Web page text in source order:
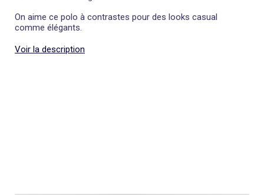
On aime ce polo à contrastes pour des looks casual
comme élégants.
Voir la description